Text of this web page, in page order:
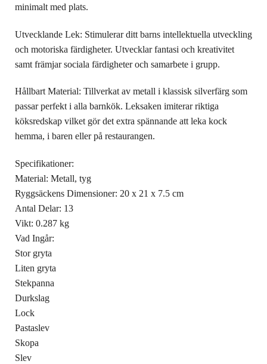
minimalt med plats.
Utvecklande Lek: Stimulerar ditt barns intellektuella utveckling
och motoriska färdigheter. Utvecklar fantasi och kreativitet
samt främjar sociala färdigheter och samarbete i grupp.
Hållbart Material: Tillverkat av metall i klassisk silverfärg som
passar perfekt i alla barnkök. Leksaken imiterar riktiga
köksredskap vilket gör det extra spännande att leka kock
hemma, i baren eller på restaurangen.
Specifikationer:
Material: Metall, tyg
Ryggsäckens Dimensioner: 20 x 21 x 7.5 cm
Antal Delar: 13
Vikt: 0.287 kg
Vad Ingår:
Stor gryta
Liten gryta
Stekpanna
Durkslag
Lock
Pastaslev
Skopa
Slev